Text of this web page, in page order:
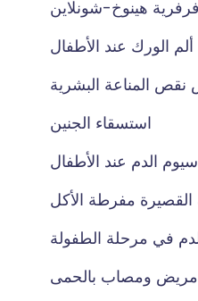
فرفرية هينوخ-شونلاين
ألم الورك عند الأطفال
المناعة البشرية
استسقاء الجنين
الدم عند الأطفال
القصيرة مفرطة الأكل
في مرحلة الطفولة
ومصاب بالحمى